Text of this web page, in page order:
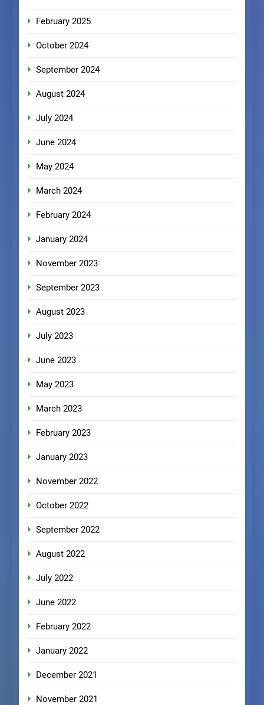
February 2025
October 2024
September 2024
August 2024
July 2024
June 2024
May 2024
March 2024
February 2024
January 2024
November 2023
September 2023
August 2023
July 2023
June 2023
May 2023
March 2023
February 2023
January 2023
November 2022
October 2022
September 2022
August 2022
July 2022
June 2022
February 2022
January 2022
December 2021
November 2021